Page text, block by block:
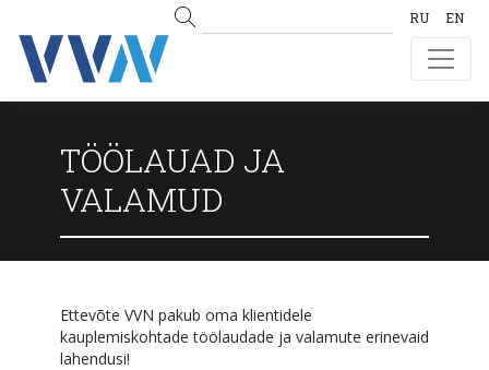
RU EN
TÖÖLAUAD JA
VALAMUD
Ettevõte VVN pakub oma klientidele
kauplemiskohtade töölaudade ja valamute erinevaid
lahendusi!